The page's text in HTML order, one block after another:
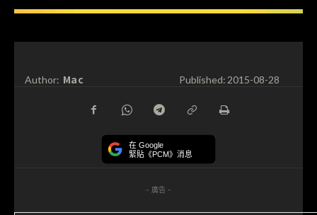
Author: Mac Published:2015-08-28
在 Google
緊貼《PCM》消息
- 廣告 -